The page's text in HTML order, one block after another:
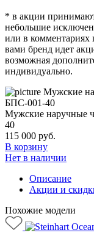
* в акции
небольшие
или в комментариях
вами бренд идет
возможная
индивидуально.
Мужские наручные
40
115 000 руб.
В корзину
Нет в наличии
Описание
Акции и
Похожие модели